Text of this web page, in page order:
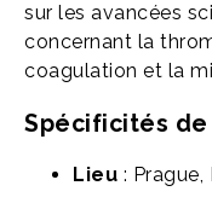
sur les avancées
concernant la
coagulation et la
Spécificités
Lieu :